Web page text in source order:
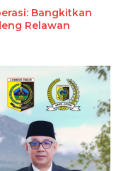
Bangkitkan
Relawan